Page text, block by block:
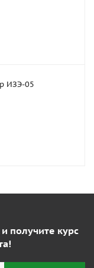
ИЗЭ-05
получите курс